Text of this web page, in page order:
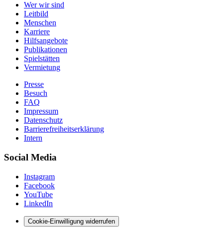
Wer wir sind
Leitbild
Menschen
Karriere
Hilfsangebote
Publikationen
Spielstätten
Vermietung
Presse
Besuch
FAQ
Impressum
Datenschutz
Barrierefreiheitserklärung
Intern
Social Media
Instagram
Facebook
YouTube
LinkedIn
Cookie-Einwilligung widerrufen